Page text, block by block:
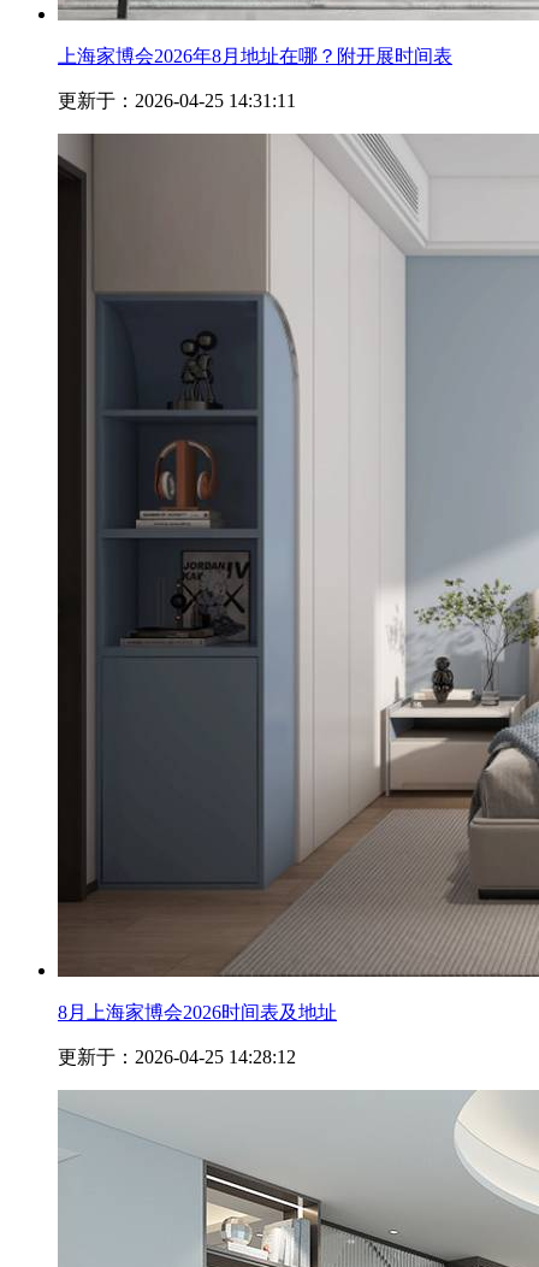
上海家博会2026年8月地址在哪？附开展时间表
更新于：2026-04-25 14:31:11
8月上海家博会2026时间表及地址
更新于：2026-04-25 14:28:12